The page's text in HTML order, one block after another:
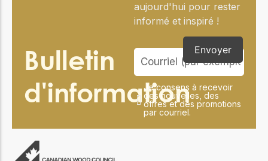
Bulletin
d'information
aujourd'hui pour rester
informé et inspiré !
Je consens à recevoir
des nouvelles, des
offres et des promotions
par courriel.
Envoyer